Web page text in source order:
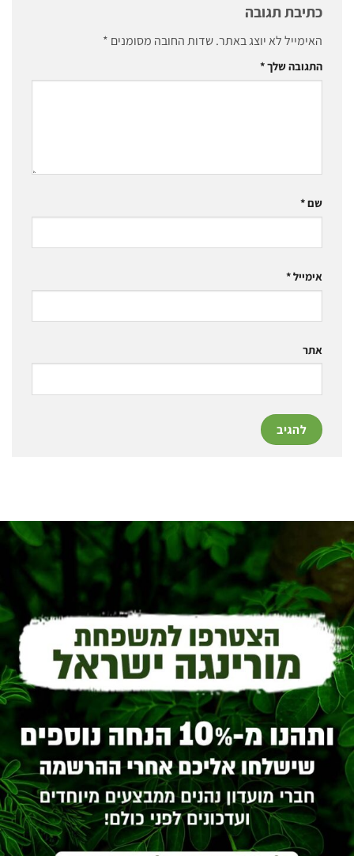
כתיבת תגובה
האימייל לא יוצג באתר.שדות החובה מסומנים *
התגובה שלך*
שם*
אימייל*
אתר